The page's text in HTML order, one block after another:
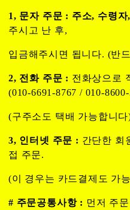
1, 문자 주문 : 주소, 수령
주시고 난 후,
입금해주시면 됩니다. (반
2, 전화 주문 : 전화상으로
(010-6691-8767 / 010-
(구주소도 택배 가능합니다
3, 인터넷 주문 : 간단한 회
접 주문.
(이 경우는 카드결제도 가
# 주문공통사항 : 먼저 주